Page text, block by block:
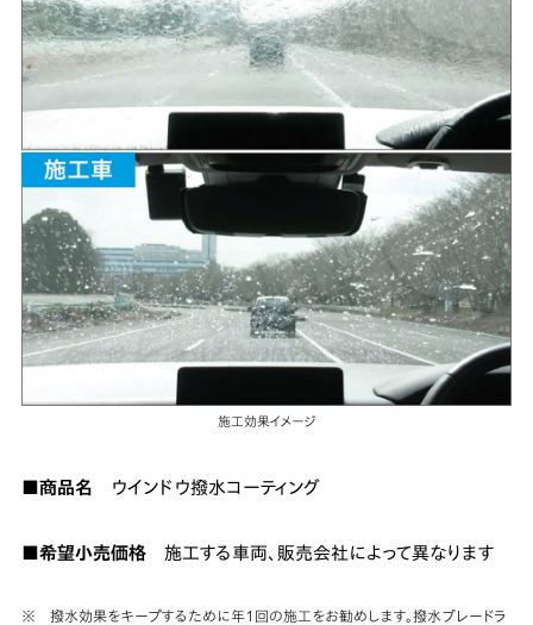
施工効果イメージ
■商品名 ウインドウ撥水コーティング
■希望小売価格施工する車両、販売会社によって異なります
※ 撥水効果をキープするために年１回の施工をお勧めします。撥水ブレードラ